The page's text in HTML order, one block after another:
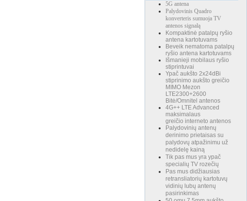
5G antena
Palydovinis Quadro
konverteris sumuoja TV
antenos signalą
Kompaktinė patalpų ryšio
antena kartotuvams
Beveik nematoma patalpų
ryšio antena kartotuvams
Išmanieji mobilaus ryšio
stiprintuvai
Ypač aukšto 2x24dBi
stiprinimo aukšto greičio
MIMO Mezon
LTE2300+2600
Bitė/Omnitel antenos
4G++ LTE Advanced
maksimalaus
greičio interneto antenos
Palydovinių antenų
derinimo prietaisas su
palydovų atpažinimu už
nedidelę kainą
Tik pas mus yra ypač
specialių TV rozečių
Pas mus didžiausias
retransliatorių kartotuvų
vidinių lubų antenų
pasirinkimas